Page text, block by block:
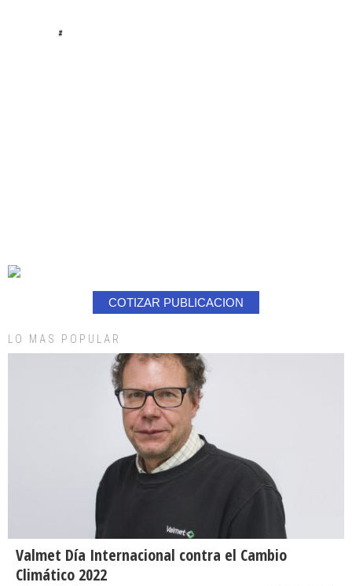
#
COTIZAR PUBLICACION
LO MAS POPULAR
Valmet Día Internacional contra el Cambio
Climático 2022